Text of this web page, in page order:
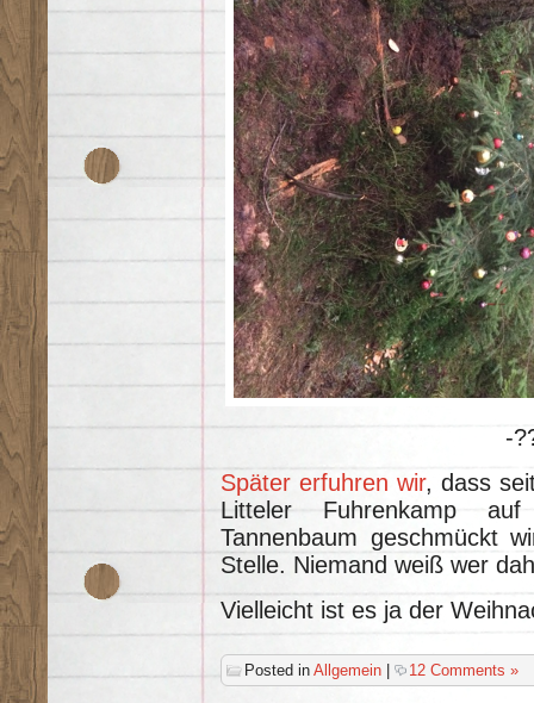
-
Später erfuhren wir, dass
Litteler Fuhrenkamp
Tannenbaum geschmückt
Stelle. Niemand weiß wer
Vielleicht ist es ja der
Posted in Allgemein 12 Comments »